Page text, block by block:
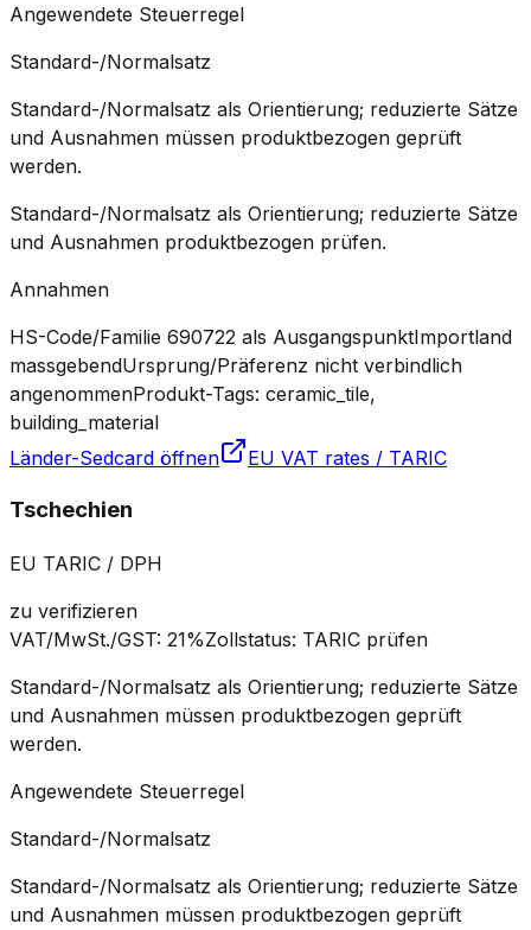
Angewendete Steuerregel
Standard-/Normalsatz
Standard-/Normalsatz als Orientierung; reduzierte Sätze
und Ausnahmen müssen produktbezogen geprüft
werden.
Standard-/Normalsatz als Orientierung; reduzierte Sätze
und Ausnahmen produktbezogen prüfen.
Annahmen
HS-Code/Familie 690722 als AusgangspunktImportland
massgebendUrsprung/Präferenz nicht verbindlich
angenommenProdukt-Tags: ceramic_tile,
building_material
Länder-Sedcard öffnen
EU VAT rates / TARIC
Tschechien
EU TARIC / DPH
zu verifizieren
VAT/MwSt./GST: 21%Zollstatus: TARIC prüfen
Standard-/Normalsatz als Orientierung; reduzierte Sätze
und Ausnahmen müssen produktbezogen geprüft
werden.
Angewendete Steuerregel
Standard-/Normalsatz
Standard-/Normalsatz als Orientierung; reduzierte Sätze
und Ausnahmen müssen produktbezogen geprüft